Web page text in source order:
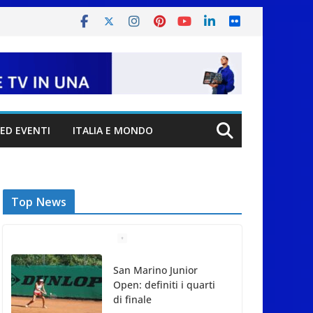
EVENTI ITALIA E MONDO
Top News
Open: definiti i quarti
6 Agosto 2026